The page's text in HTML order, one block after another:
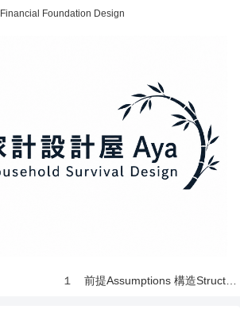
Financial Foundation Design